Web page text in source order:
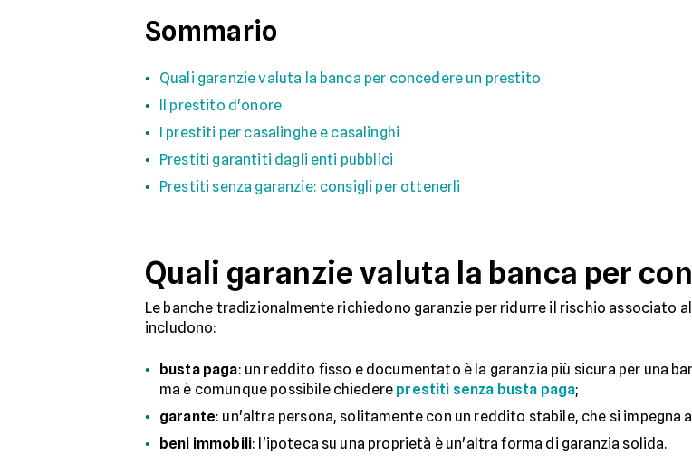
Sommario
Quali garanzie valuta la banca per concedere un prestito
Il prestito d'onore
I prestiti per casalinghe e casalinghi
Prestiti garantiti dagli enti pubblici
Prestiti senza garanzie: consigli per ottenerli
Quali garanzie valuta la banca per
Le banche tradizionalmente richiedono garanzie per ridurre il rischio associato
includono:
busta paga: un reddito fisso e documentato è la garanzia più sicura per una
ma è comunque possibile chiedere prestiti senza busta paga;
garante: un'altra persona, solitamente con un reddito stabile, che si
beni immobili: l'ipoteca su una proprietà è un'altra forma di garanzia solida.